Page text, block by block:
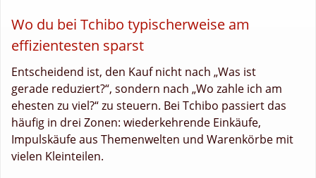
Wo du bei Tchibo typischerweise am
effizientesten sparst
Entscheidend ist, den Kauf nicht nach „Was ist
gerade reduziert?“, sondern nach „Wo zahle ich am
ehesten zu viel?“ zu steuern. Bei Tchibo passiert das
häufig in drei Zonen: wiederkehrende Einkäufe,
Impulskäufe aus Themenwelten und Warenkörbe mit
vielen Kleinteilen.